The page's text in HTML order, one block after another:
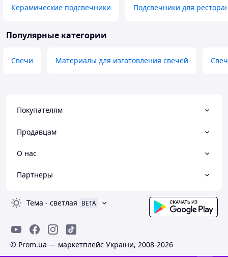
Керамические подсвечники Подсвечники для
Популярные категории
Свечи Материалы для изготовления свечей
Покупателям
Продавцам
О нас
Партнеры
Тема - светлая BETA
© Prom.ua — маркетплейс України, 2008-2026